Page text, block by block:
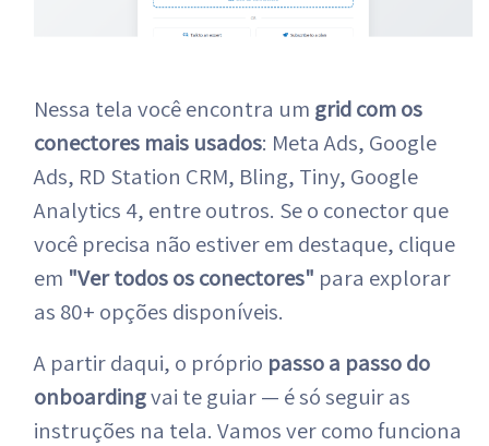
Nessa tela você encontra um grid com os
conectores mais usados: Meta Ads, Google
Ads, RD Station CRM, Bling, Tiny, Google
Analytics 4, entre outros. Se o conector que
você precisa não estiver em destaque, clique
em "Ver todos os conectores" para explorar
as 80+ opções disponíveis.
A partir daqui, o próprio passo a passo do
onboardingvai te guiar — é só seguir as
instruções na tela. Vamos ver como funciona